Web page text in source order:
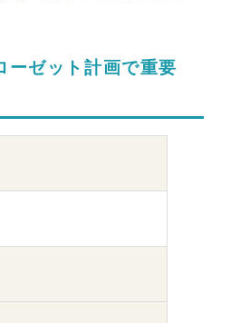
ーゼット計画で重要